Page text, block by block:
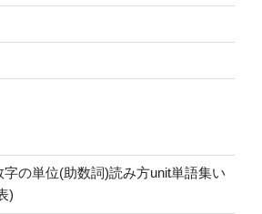
字の単位(助数詞)読み方unit単語集い
)